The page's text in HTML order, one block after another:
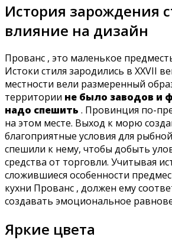
История зарождения
влияние на дизайн
Прованс , это маленькое
Истоки стиля зародились в ХХVII
местности вели размеренный
территории не было заводов и
надо спешить . Провинция по-
на этом месте. Выход к морю
благоприятные условия для
спешили к нему, чтобы добыть
средства от торговли. Учитывая
сложившиеся особенности
кухни Прованс , должен ему
создавать эмоциональное
Яркие цвета